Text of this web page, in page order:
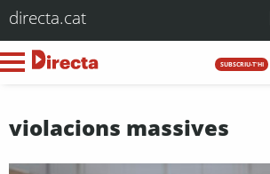
directa.cat
SUBSCRIU-T'HI
violacions massives